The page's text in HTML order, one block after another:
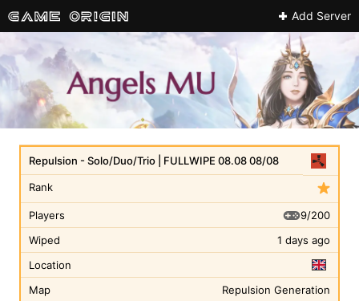
Add Server
Rank
Repulsion - Solo/Duo/Trio | FULLWIPE 08.08 08/08
Players
9/200
Wiped
1 days ago
Location
Map
Repulsion Generation